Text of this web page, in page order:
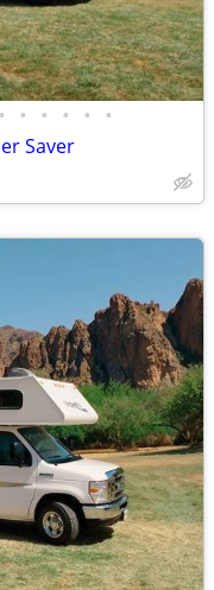
• • • • • •
Saver